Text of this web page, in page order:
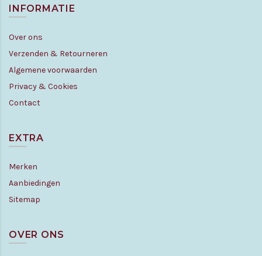
INFORMATIE
Over ons
Verzenden & Retourneren
Algemene voorwaarden
Privacy & Cookies
Contact
EXTRA
Merken
Aanbiedingen
Sitemap
OVER ONS